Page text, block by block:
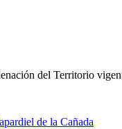
del Territorio
de la Cañada